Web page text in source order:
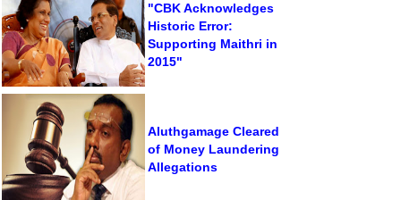
"CBK Acknowledges
Historic Error:
Supporting Maithri in
2015"
Aluthgamage Cleared
of Money Laundering
Allegations